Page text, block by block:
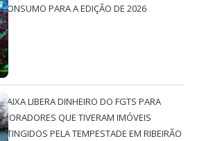
CONSUMO PARA A EDIÇÃO DE 2026
CAIXA LIBERA DINHEIRO DO FGTS PARA
MORADORES QUE TIVERAM IMÓVEIS
ATINGIDOS PELA TEMPESTADE EM RIBEIRÃO